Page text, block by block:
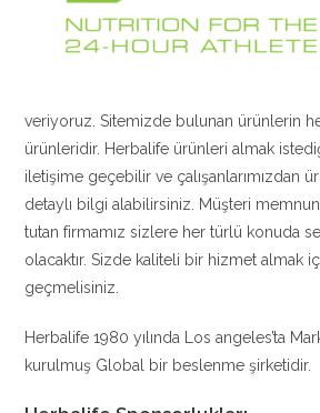
veriyoruz. Sitemizde bulunan ürünlerin
ürünleridir. Herbalife ürünleri almak
iletişime geçebilir ve çalışanlarımızdan
detaylı bilgi alabilirsiniz. Müşteri
tutan firmamız sizlere her türlü konuda
olacaktır. Sizde kaliteli bir hizmet almak
geçmelisiniz.
Herbalife 1980 yılında Los angeles’ta
kurulmuş Global bir beslenme şirketidir.